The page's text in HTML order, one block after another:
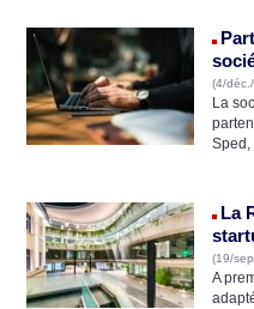
(4/
La
La
(19/
A